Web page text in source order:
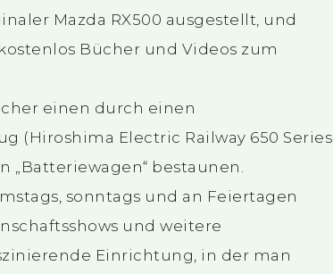
Mazda RX500 ausgestellt, und
Bücher und Videos zum
einen durch einen
(Hiroshima Electric Railway 650 Series
„Batteriewagen“ bestaunen.
sonntags und an Feiertagen
und weitere
Einrichtung, in der man